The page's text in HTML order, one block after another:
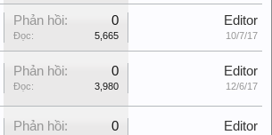
Phản hồi: 0
Đọc: 5,665
Editor
10/7/17
Phản hồi: 0
Đọc: 3,980
Editor
12/6/17
Phản hồi: 0 Editor